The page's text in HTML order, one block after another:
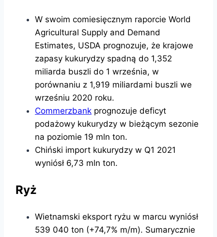
W swoim comiesięcznym raporcie World
Agricultural Supply and Demand
Estimates, USDA prognozuje, że krajowe
zapasy kukurydzy spadną do 1,352
miliarda buszli do 1 września, w
porównaniu z 1,919 miliardami buszli we
wrześniu 2020 roku.
Commerzbank prognozuje deficyt
podażowy kukurydzy w bieżącym sezonie
na poziomie 19 mln ton.
Chiński import kukurydzy w Q1 2021
wyniósł 6,73 mln ton.
Ryż
Wietnamski eksport ryżu w marcu wyniósł
539 040 ton (+74,7% m/m). Sumarycznie